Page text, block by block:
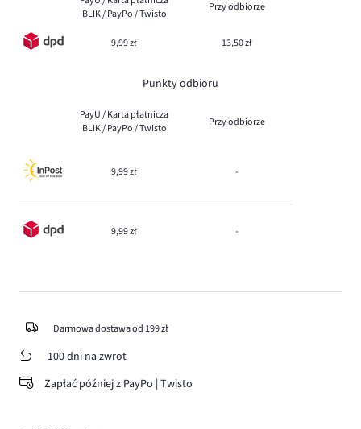
BLIK / PayPo / Twisto
Przy odbiorze
9,99 zł 13,50 zł
Punkty odbioru
PayU / Karta płatnicza
BLIK / PayPo / Twisto
Przy odbiorze
9,99 zł -
9,99 zł -
Darmowa dostawa od 199 zł
100 dni na zwrot
Zapłać później z PayPo | Twisto